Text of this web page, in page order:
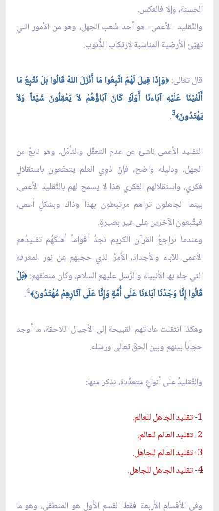
الحسنة، وإلا فالعكس.
والتَّقليد -الأعمى- هو أحد شُعب الجهل، وهو من الأمور التي
تهيّئ الأرضية المناسبة لارتكاب الذُّنوب.
قال تعالى:﴿وَإِذَا قِيلَ لَهُمُ اتَّبِعُوا مَا أَنْزَلَ اللهُ قَالُوا بَلْ نَتَّبِعُ مَا
أَلْفَيْنَا عَلَيْهِ آبَاءنَا أَوَلَوْ كَانَ آبَاؤُهُمْ لاَ يَعْقِلُونَ شَيْئاً وَلاَ
يَهْتَدُونَ﴾3
.
التقليد الأعمى ناشئ عن عدم التعقّل والتأمّل، وهو نابعٌ من
الجهل، ودليله واضح، فإنّ ذوي العلم يتمتّعون باستقلالٍ
فكري، واستقلالهم الفكري هذا لا يسمح لهم بالتَّقليد الأعمى،
بينما الجاهلون تراهم مرتبطون بهذا وذاك وبشكلٍ أعمى،
فيتَّبعون الآخرين على غير بصيرةٍ.
وعندما نراجعُ القرآن الكريم نجدُ أقواماً أهلكَهُم تقليدُهم
الأعمى للآباء والأجداد، الأمرُ الذي حجبهم عن نور المعرفة
التي جاء بها الأنبياء والرُّسل عليهم السلام، وكان منطقهم:﴿بَلْ
قَالُوا إِنَّا وَجَدْنَا آبَاءَنَا عَلَى أُمَّةٍ وَإِنَّا عَلَى آثَارِهِمْ مُهْتَدُونَ﴾4
.
وهكذا انتقلت عاداتهم القبيحة إلى الأجيال اللاحقة، ما أوجد
حجاباً بينهم وبين الحقّ تعالى ورسله.
والتَّقليدُ على أنواعٍ متعدِّدة، نذكر منها:
1- تقليد الجاهل للعالم.
2- تقليد العالم للعالم.
3- تقليد العالم للجاهل.
4- تقليد الجاهل للجاهل.
وفي الأقسام الأربعة فقط القسم الأول هو المنطقي، وهو ما